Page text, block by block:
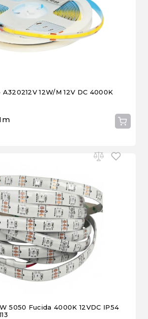
12W/M 12V DC 4000K
5050 Fucida 4000K 12VDC IP54